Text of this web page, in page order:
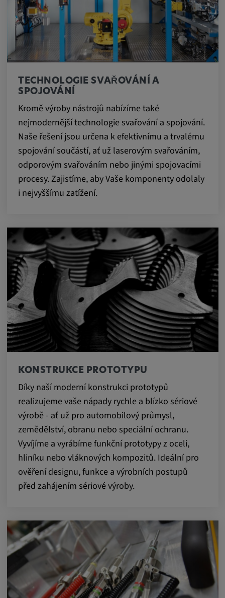
TECHNOLOGIE SVAŘOVÁNÍ A
SPOJOVÁNÍ
Kromě výroby nástrojů nabízíme také
nejmodernější technologie svařování a spojování.
Naše řešení jsou určena k efektivnímu a trvalému
spojování součástí, ať už laserovým svařováním,
odporovým svařováním nebo jinými spojovacími
procesy. Zajistíme, aby Vaše komponenty odolaly
i nejvyššímu zatížení.
KONSTRUKCE PROTOTYPU
Díky naší moderní konstrukci prototypů
realizujeme vaše nápady rychle a blízko sériové
výrobě - ať už pro automobilový průmysl,
zemědělství, obranu nebo speciální ochranu.
Vyvíjíme a vyrábíme funkční prototypy z oceli,
hliníku nebo vláknových kompozitů. Ideální pro
ověření designu, funkce a výrobních postupů
před zahájením sériové výroby.